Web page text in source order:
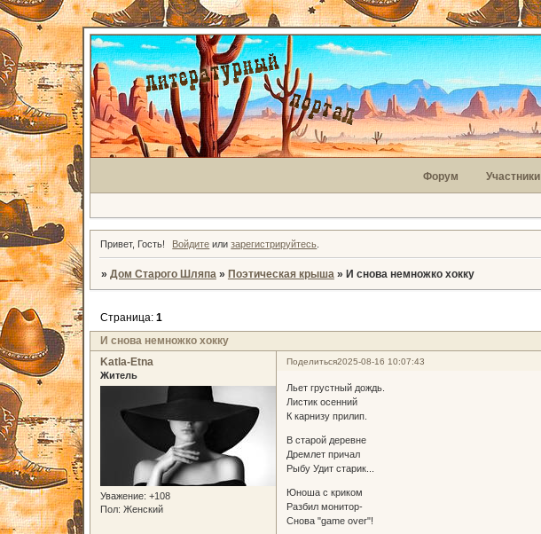
Форум Участники
Привет, Гость! Войдите илизарегистрируйтесь
» Дом Старого Шляпа » Поэтическая крыша » И снова немножко хокку
И снова немножко хокку
Страница: 1
Поделиться2025-08-16 10:07:43
Katla-Etna
Житель
Уважение: +108
Пол: Женский
Льет грустный дождь.
Листик осенний
К карнизу прилип.
В старой деревне
Дремлет причал
Рыбу Удит старик...
Юноша с криком
Разбил монитор-
Снова "game over"!